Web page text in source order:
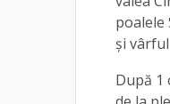
poalele
și
După 1